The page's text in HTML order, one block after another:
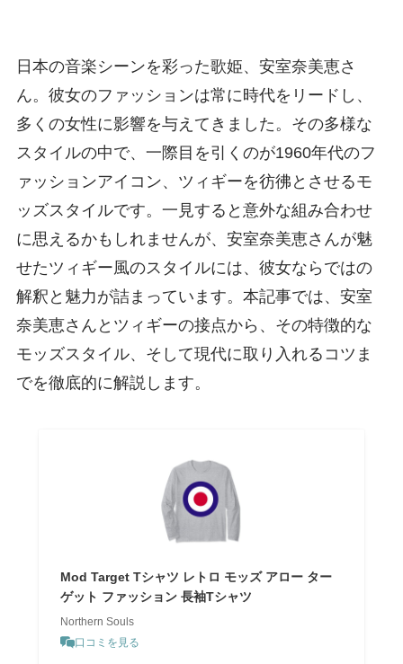
日本の音楽シーンを彩った歌姫、安室奈美恵さ
ん。彼女のファッションは常に時代をリードし、
多くの女性に影響を与えてきました。その多様な
スタイルの中で、一際目を引くのが1960年代のフ
ァッションアイコン、ツィギーを彷彿とさせるモ
ッズスタイルです。一見すると意外な組み合わせ
に思えるかもしれませんが、安室奈美恵さんが魅
せたツィギー風のスタイルには、彼女ならではの
解釈と魅力が詰まっています。本記事では、安室
奈美恵さんとツィギーの接点から、その特徴的な
モッズスタイル、そして現代に取り入れるコツま
でを徹底的に解説します。
Mod Target Tシャツ レトロ モッズ アロー ター
ゲット ファッション 長袖Tシャツ
Northern Souls
口コミを見る